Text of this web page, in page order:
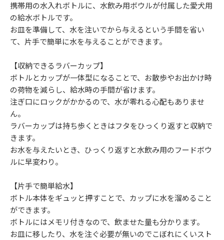
携帯用の水入れボトルに、水飲み用ボウルが付属した愛犬用
の給水ボトルです。
お皿を準備して、水を注いでから与えるという手間を省い
て、片手で簡単に水を与えることができます。
【収納できるラバーカップ】
ボトルとカップが一体型になることで、お散歩やお出かけ時
の荷物を減らし、給水時の手間が省けます。
注ぎ口にロックがかかるので、水が零れる心配もありませ
ん。
ラバーカップは持ち歩くときはフタをひっくり返すと収納で
きます。
お水を与えたいとき、ひっくり返すと水飲み用のフードボウ
ルに早変わり。
【片手で簡単給水】
ボトル本体をギュッと押すことで、カップに水を溜めること
ができます。
ボトルにはメモリ付きなので、飲ませた量も分かります。
お皿に移したり、水を注ぐ必要が無いのでこぼれにくいスト